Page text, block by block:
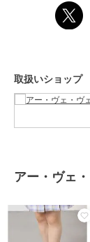
※商品画像は、光
の色味と異なって
や保管の際は厳
期間限定セール開催
取扱いショップ
アー・ヴェ